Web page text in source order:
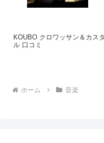
KOUBO クロワッサン＆カス
ル 口コミ
ホーム 音楽